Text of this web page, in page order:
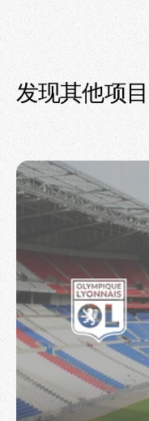
发现其他项目